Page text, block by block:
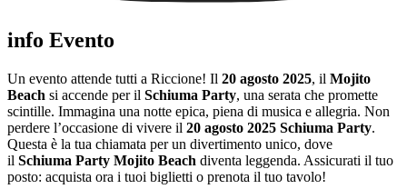
info Evento
Un evento attende tutti a Riccione! Il 20 agosto 2025, il Mojito
Beach si accende per il Schiuma Party, una serata che promette
scintille. Immagina una notte epica, piena di musica e allegria. Non
perdere l’occasione di vivere il 20 agosto 2025 Schiuma Party.
Questa è la tua chiamata per un divertimento unico, dove
il Schiuma Party Mojito Beach diventa leggenda. Assicurati il tuo
posto: acquista ora i tuoi biglietti o prenota il tuo tavolo!